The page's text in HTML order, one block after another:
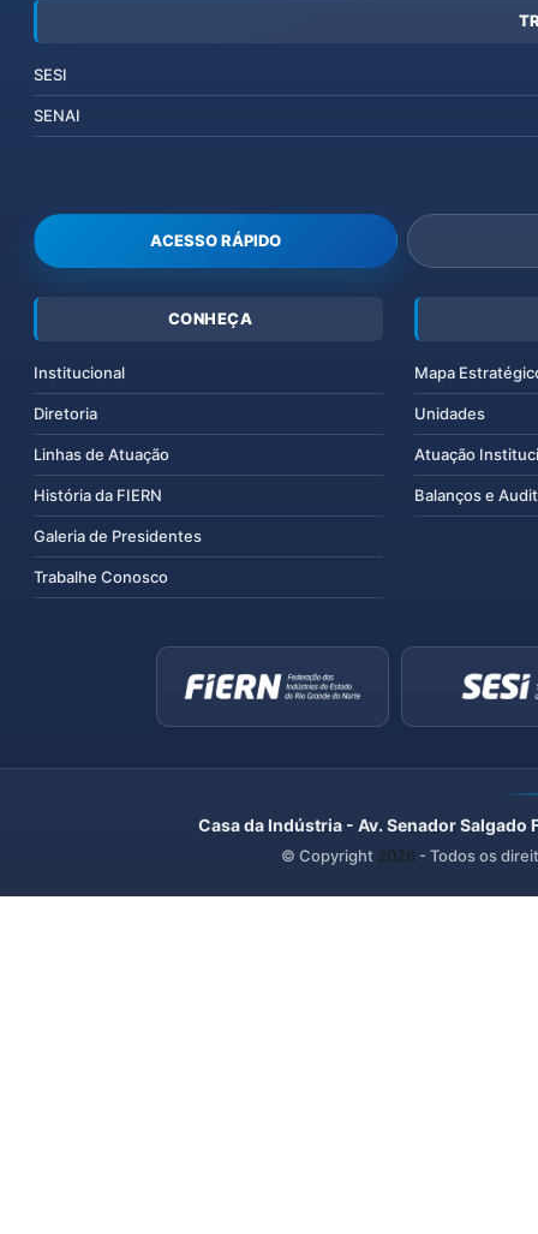
SESI
SENAI
ACESSO RÁPIDO
CONHEÇA
Institucional
Diretoria
Linhas de Atuação
História da FIERN
Galeria de Presidentes
Trabalhe Conosco
Mapa
Unidades
Atuação
Balanços e
Casa da Indústria - Av. Senador
© Copyright 2026 - Todos os